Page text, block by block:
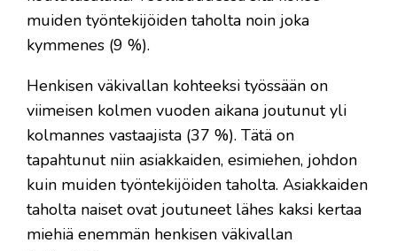
muiden työntekijöiden taholta noin joka
kymmenes (9 %).
Henkisen väkivallan kohteeksi työssään on
viimeisen kolmen vuoden aikana joutunut yli
kolmannes vastaajista (37 %). Tätä on
tapahtunut niin asiakkaiden, esimiehen, johdon
kuin muiden työntekijöiden taholta. Asiakkaiden
taholta naiset ovat joutuneet lähes kaksi kertaa
miehiä enemmän henkisen väkivallan